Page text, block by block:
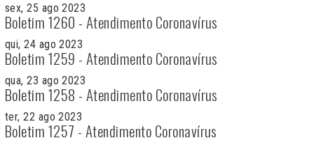
sex, 25 ago 2023
Boletim 1260 - Atendimento Coronavírus
qui, 24 ago 2023
Boletim 1259 - Atendimento Coronavírus
qua, 23 ago 2023
Boletim 1258 - Atendimento Coronavírus
ter, 22 ago 2023
Boletim 1257 - Atendimento Coronavírus